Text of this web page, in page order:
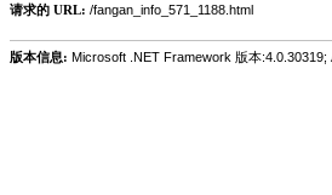
请求的 URL: /fangan_info_571_1188.html
版本信息: Microsoft .NET Framework 版本:4.0.30319;